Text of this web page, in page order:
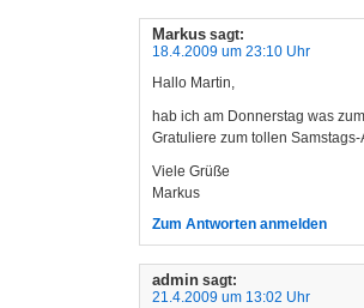
Markus sagt:
18.4.2009 um 23:10 Uhr
Hallo Martin,
hab ich am Donnerstag was
Gratuliere zum tollen
Viele Grüße
Markus
Zum Antworten anmelden
admin sagt:
21.4.2009 um 13:02 Uhr